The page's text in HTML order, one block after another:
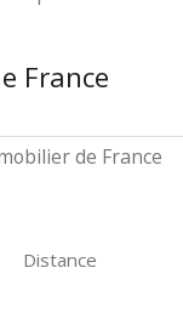
France
de France
Distance